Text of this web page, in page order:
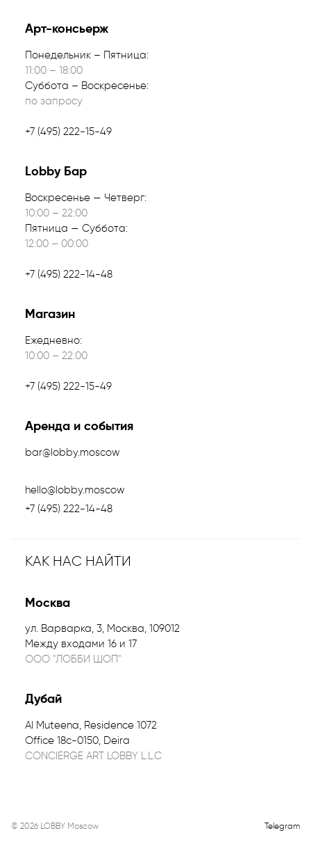
Арт-консьерж
Понедельник – Пятница:
11:00 – 18:00
Суббота – Воскресенье:
по запросу
+7 (495) 222-15-49
Lobby Бар
Воскресенье — Четверг:
10:00 – 22:00
Пятница — Суббота:
12:00 – 00:00
+7 (495) 222-14-48
Магазин
Ежедневно:
10:00 – 22:00
+7 (495) 222-15-49
Аренда и события
bar@lobby.moscow
hello@lobby.moscow
+7 (495) 222-14-48
КАК НАС НАЙТИ
Москва
ул. Варварка, 3, Москва, 109012
Между входами 16 и 17
ООО "ЛОББИ ШОП"
Дубай
Al Muteena, Residence 1072
Office 18c-0150, Deira
CONCIERGE ART LOBBY L.L.C
© 2026 LOBBY Moscow Telegram